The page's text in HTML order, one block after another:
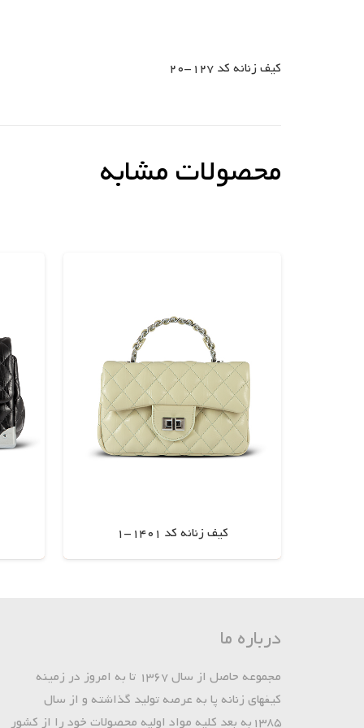
کیف زنانه کد 127-20
محصولات مشابه
کیف زنانه کد 1401-1
درباره ما
مجموعه حاصل از سال 1367 تا به امروز در زمینه
کیفهای زنانه پا به عرصه تولید گذاشته و از سال
1385به بعد کلیه مواد اولیه محصولات خود را از کشور